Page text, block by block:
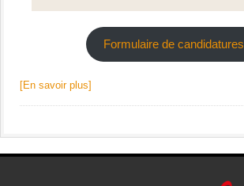
Formulaire de candidatures
[En savoir plus]